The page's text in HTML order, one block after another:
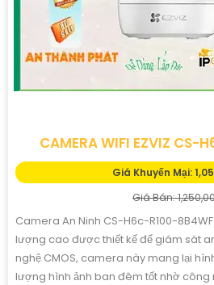
CAMERA EZVIZ CS-H80F-
Giá Khuyến Mại:
Giá Bán:
Camera CS-H80f-R100-8G444WKFL
zoom quang 12× cho hình ảnh sắc nét
đến 30m và chế độ màu ban đêm
360°, tích hợp đàm thoại hai chiều,